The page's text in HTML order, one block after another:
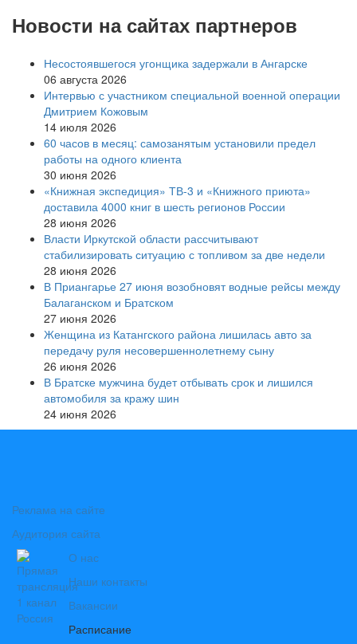
Новости на сайтах партнеров
Несостоявшегося угонщика задержали в Ангарске
06 августа 2026
Интервью с участником специальной военной операции
Дмитрием Кожовым
14 июля 2026
60 часов в месяц: самозанятым установили предел
работы на одного клиента
30 июня 2026
«Книжная экспедиция» ТВ-3 и «Книжного приюта»
доставила 4000 книг в шесть регионов России
28 июня 2026
Власти Иркутской области рассчитывают
стабилизировать ситуацию с топливом за две недели
28 июня 2026
В Приангарье 27 июня возобновят водные рейсы между
Балаганском и Братском
27 июня 2026
Женщина из Катангского района лишилась авто за
передачу руля несовершеннолетнему сыну
26 июня 2026
В Братске мужчина будет отбывать срок и лишился
автомобиля за кражу шин
24 июня 2026
Реклама на сайте
Аудитория сайта
О нас
Наши контакты
Вакансии
Расписание